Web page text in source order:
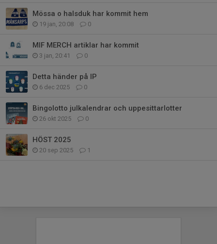
Mössa o halsduk har kommit hem
19 jan, 20:08 0
MIF MERCH artiklar har kommit
3 jan, 20:41 0
Detta händer på IP
6 dec 2025 0
Bingolotto julkalendrar och uppesittarlotter
26 okt 2025 0
HÖST 2025
20 sep 2025 1